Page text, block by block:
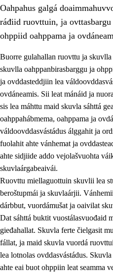
3. Skuvlla praksisa
3.1 Fátmmasteaddji
3.2 Oahpaheapmi ja
Ovttasbargu ruovttu ja
3.4 Oahpahus
3.5
Oahpahus galgá
ráđiid ruovttuin, ja ovttasbargu
ohppiid oahppama ja
Buorre gulahallan ruovttu ja
skuvlla oahppanbirasbarggu ja
ja ovddasteddjiin lea
ovdáneamis. Sii leat mánáid ja
sis lea máhttu maid skuvla sáhttá
oahppahábmema, oahppama ja
váldoovddasvástádus álggahit ja
fuolahit ahte vánhemat ja
ahte sidjiide addo vejolašvuohta
skuvlaárgabeaivái.
Ruovttu miellaguottuin skuvlii lea
beroštupmái ja skuvlaárjii.
dárbbut, vuordámušat ja oaivilat
Dat sáhttá buktit vuostálasvuođaid
gieđahallat. Skuvla ferte čielgasit
fállat, ja maid skuvla vuordá
lea lotnolas ovddasvástádus.
ahte eai buot ohppiin leat seamma